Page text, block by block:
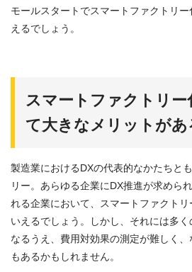
モールスタートでスマートファクトリ
えるでしょう。
スマートファクトリー
て大きなメリットがあ
製造業におけるDXの代表的なかたちと
リー。あらゆる企業にDX推進が求めら
れる企業において、スマートファクト
いえるでしょう。しかし、それには多
なるうえ、費用対効果の測定が難しく
もあるかもしれません。